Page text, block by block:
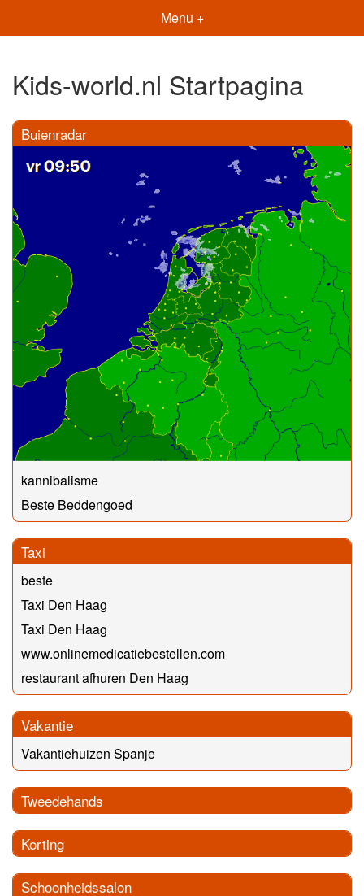
Menu +
Kids-world.nl Startpagina
Buienradar
kannibalisme
Beste Beddengoed
Taxi
beste
Taxi Den Haag
Taxi Den Haag
www.onlinemedicatiebestellen.com
restaurant afhuren Den Haag
Vakantie
Vakantiehuizen Spanje
Tweedehands
Korting
Schoonheidssalon